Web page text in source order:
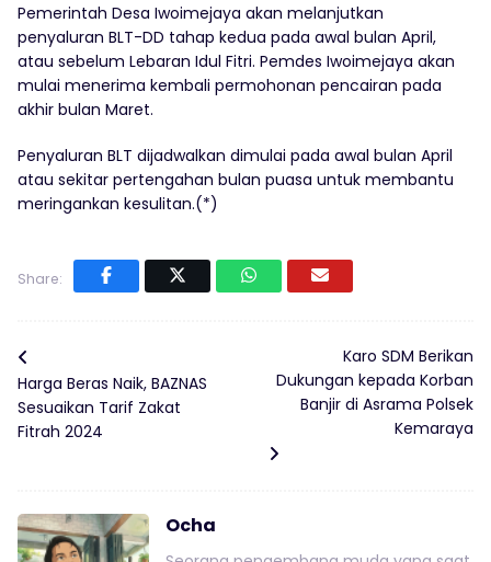
Pemerintah Desa Iwoimejaya akan melanjutkan
penyaluran BLT-DD tahap kedua pada awal bulan April,
atau sebelum Lebaran Idul Fitri. Pemdes Iwoimejaya akan
mulai menerima kembali permohonan pencairan pada
akhir bulan Maret.
Penyaluran BLT dijadwalkan dimulai pada awal bulan April
atau sekitar pertengahan bulan puasa untuk membantu
meringankan kesulitan.(*)
Share:
Harga Beras Naik, BAZNAS
Sesuaikan Tarif Zakat
Fitrah 2024
Karo SDM Berikan
Dukungan kepada Korban
Banjir di Asrama Polsek
Kemaraya
Ocha